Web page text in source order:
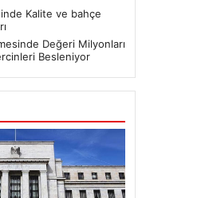
Kalite ve bahçe
Değeri Milyonları
Besleniyor